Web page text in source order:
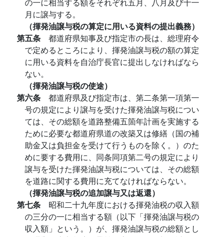
月に譲与する。
（揮発油譲与税の算定に用いる資料の提出義務）
第五条 都道府県知事及び指定市の長は、総理府令
で定めるところにより、揮発油譲与税の額の算定
に用いる資料を自治庁長官に提出しなければなら
ない。
（揮発油譲与税の使途）
第六条 都道府県及び指定市は、第二条第一項第一
号の規定により譲与を受けた揮発油譲与税につい
ては、その総額を道路整備五箇年計画を実施する
ために必要な都道府県道の改築又は修繕（国の補
助金又は負担金を受けて行うものを除く。）のた
めに要する費用に、同条同項第二号の規定により
譲与を受けた揮発油譲与税については、その総額
を道路に関する費用に充てなければならない。
（揮発油譲与税の追加譲与又は返還）
第七条 昭和二十九年度における揮発油税の収入額
の三分の一に相当する額（以下「揮発油譲与税の
収入額」という。）が、揮発油譲与税の総額とし